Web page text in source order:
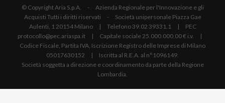
© Copyright Aria S.p.A. - Azienda Regionale per l'Innovazione e gli
Acquisti Tutti i diritti riservati - Società unipersonale Piazza Gae
Aulenti, 1 20154 Milano | Telefono 39.02 39331.1 | PEC
protocollo@pec.ariaspa.it | Capitale sociale 25.000.000,00 € i.v. |
Codice Fiscale, Partita IVA, Iscrizione Registro delle Imprese di Milano
05017630152 | Iscritta al R.E.A. al n°1096149.
Società soggetta a direzione e coordinamento da parte della Regione
Lombardia.